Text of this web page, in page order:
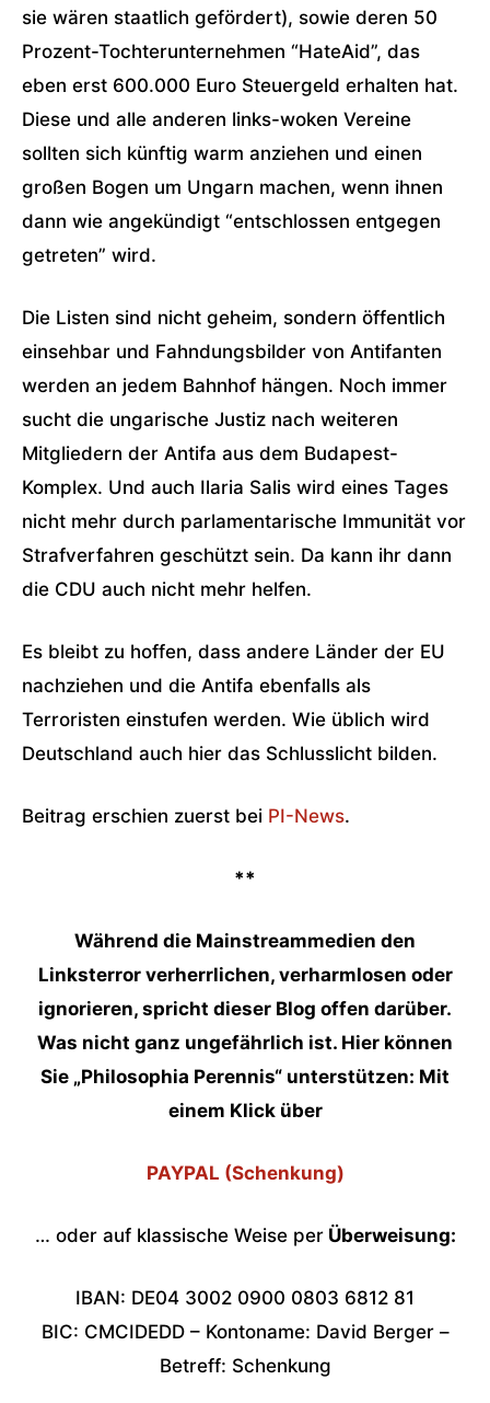
sie wären staatlich gefördert), sowie deren 50
Prozent-Tochterunternehmen “HateAid”, das
eben erst 600.000 Euro Steuergeld erhalten hat.
Diese und alle anderen links-woken Vereine
sollten sich künftig warm anziehen und einen
großen Bogen um Ungarn machen, wenn ihnen
dann wie angekündigt “entschlossen entgegen
getreten” wird.
Die Listen sind nicht geheim, sondern öffentlich
einsehbar und Fahndungsbilder von Antifanten
werden an jedem Bahnhof hängen. Noch immer
sucht die ungarische Justiz nach weiteren
Mitgliedern der Antifa aus dem Budapest-
Komplex. Und auch Ilaria Salis wird eines Tages
nicht mehr durch parlamentarische Immunität vor
Strafverfahren geschützt sein. Da kann ihr dann
die CDU auch nicht mehr helfen.
Es bleibt zu hoffen, dass andere Länder der EU
nachziehen und die Antifa ebenfalls als
Terroristen einstufen werden. Wie üblich wird
Deutschland auch hier das Schlusslicht bilden.
Beitrag erschien zuerst bei PI-News.
**
Während die Mainstreammedien den
Linksterror verherrlichen, verharmlosen oder
ignorieren, spricht dieser Blog offen darüber.
Was nicht ganz ungefährlich ist. Hier können
Sie „Philosophia Perennis“ unterstützen: Mit
einem Klick über
PAYPAL (Schenkung)
… oder auf klassische Weise perÜberweisung:
IBAN: DE04 3002 0900 0803 6812 81
BIC: CMCIDEDD – Kontoname: David Berger –
Betreff: Schenkung